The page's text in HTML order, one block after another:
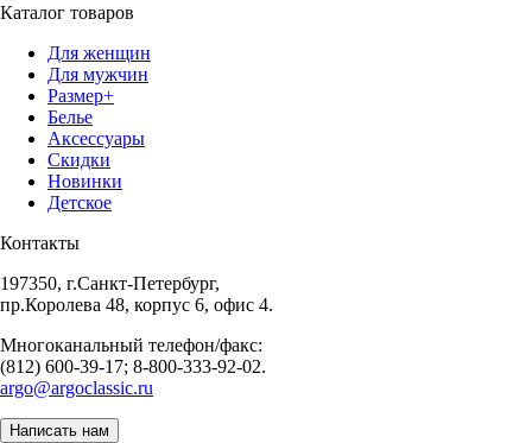
Каталог товаров
Для женщин
Для мужчин
Размер+
Белье
Аксессуары
Скидки
Новинки
Детское
Контакты
197350, г.Санкт-Петербург,
пр.Королева 48, корпус 6, офис 4.
Многоканальный телефон/факс:
(812) 600-39-17; 8-800-333-92-02.
argo@argoclassic.ru
Написать нам